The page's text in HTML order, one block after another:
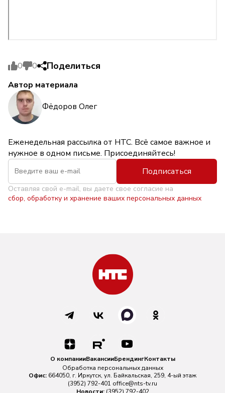
0 0 Поделиться
Автор материала
Фёдоров Олег
Еженедельная рассылка от НТС. Всё самое важное и
нужное в одном письме. Присоединяйтесь!
Подписаться
Оставляя свой e-mail, вы даете свое согласие на
сбор, обработку и хранение ваших персональных данных
О компанииВакансииБрендингКонтакты
Обработка персональных данных
Офис: 664050, г. Иркутск, ул. Байкальская, 259, 4-ый этаж
(3952) 792-401 office@nts-tv.ru
Новости: (3952) 792-402